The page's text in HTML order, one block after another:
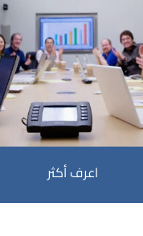
اعرف أكثر